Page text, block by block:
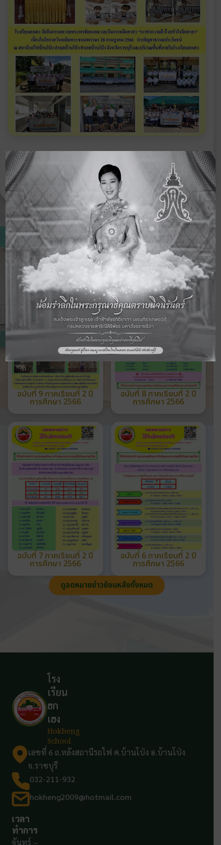
‹ ฉบับ
ก่อนหน้า
ดูจดหมายข่าวอื่นๆ
ในปี 2566
ฉบับ
ถัดไป
›
ดูจดหมายข่าวฉบับอื่นๆ
ฉบับที่ 9 ภาคเรียนที่ 2 ปี
การศึกษา 2566
ฉบับที่ 8 ภาคเรียนที่ 2 ปี
การศึกษา 2566
ฉบับที่ 7 ภาคเรียนที่ 2 ปี
การศึกษา 2566
ฉบับที่ 6 ภาคเรียนที่ 2 ปี
การศึกษา 2566
ดูจดหมายข่าวย้อนหลังทั้งหมด
โรง
เรียน
ฮก
เฮง
Hokheng
School
เลขที่ 6 ถ.หลังสถานีรถไฟ ต.บ้านโป่ง อ.บ้านโป่ง
จ.ราชบุรี
032-211-932
hokheng2009@hotmail.com
เวลา
ทำการ
จันทร์ –